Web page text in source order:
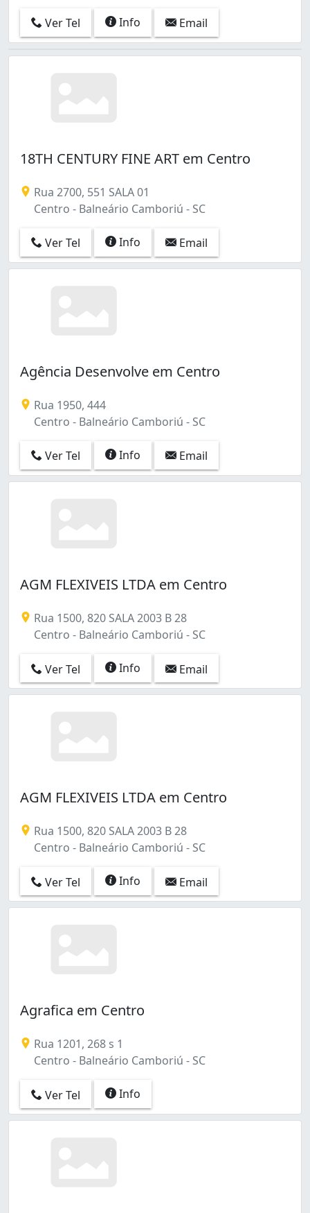
Ver Tel Info Email
18TH CENTURY FINE ART em Centro
Rua 2700, 551 SALA 01
Centro - Balneário Camboriú - SC
Ver Tel Info Email
Agência Desenvolve em Centro
Rua 1950, 444
Centro - Balneário Camboriú - SC
Ver Tel Info Email
AGM FLEXIVEIS LTDA em Centro
Rua 1500, 820 SALA 2003 B 28
Centro - Balneário Camboriú - SC
Ver Tel Info Email
AGM FLEXIVEIS LTDA em Centro
Rua 1500, 820 SALA 2003 B 28
Centro - Balneário Camboriú - SC
Ver Tel Info Email
Agrafica em Centro
Rua 1201, 268 s 1
Centro - Balneário Camboriú - SC
Ver Tel Info